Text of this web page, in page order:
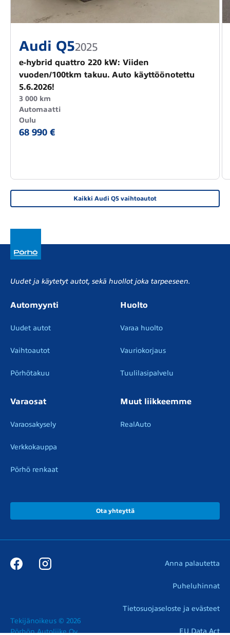
Audi Q52025
e-hybrid quattro 220 kW: Viiden
vuoden/100tkm takuu. Auto käyttöönotettu
5.6.2026!
3 000 km
Automaatti
Oulu
68 990 €
Kaikki Audi Q5 vaihtoautot
Uudet ja käytetyt autot, sekä huollot joka tarpeeseen.
Automyynti
Uudet autot
Vaihtoautot
Pörhötakuu
Huolto
Varaa huolto
Vauriokorjaus
Tuulilasipalvelu
Varaosat
Varaosakysely
Verkkokauppa
Pörhö renkaat
Muut liikkeemme
RealAuto
Ota yhteyttä
Tekijänoikeus © 2026
Pörhön Autoliike Oy
Anna palautetta
Puheluhinnat
Tietosuojaseloste ja evästeet
EU Data Act